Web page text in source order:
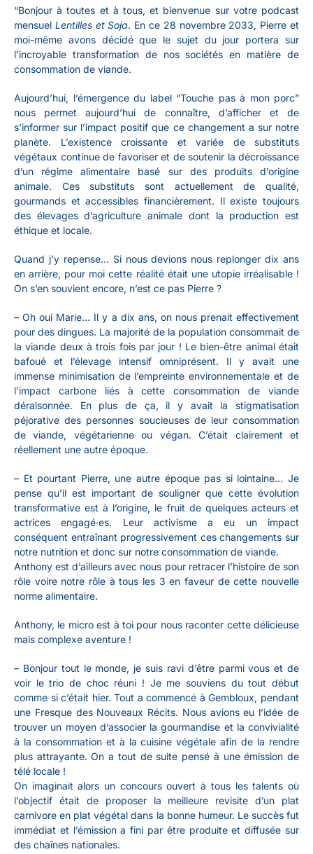
“Bonjour à toutes et à tous, et bienvenue sur votre podcast
mensuel Lentilles et Soja. En ce 28 novembre 2033, Pierre et
moi-même avons décidé que le sujet du jour portera sur
l’incroyable transformation de nos sociétés en matière de
consommation de viande.
Aujourd’hui, l’émergence du label “Touche pas à mon porc”
nous permet aujourd’hui de connaître, d’afficher et de
s’informer sur l’impact positif que ce changement a sur notre
planète. L’existence croissante et variée de substituts
végétaux continue de favoriser et de soutenir la décroissance
d’un régime alimentaire basé sur des produits d’origine
animale. Ces substituts sont actuellement de qualité,
gourmands et accessibles financièrement. Il existe toujours
des élevages d’agriculture animale dont la production est
éthique et locale.
Quand j’y repense… Si nous devions nous replonger dix ans
en arrière, pour moi cette réalité était une utopie irréalisable !
On s’en souvient encore, n’est ce pas Pierre ?
– Oh oui Marie… Il y a dix ans, on nous prenait effectivement
pour des dingues. La majorité de la population consommait de
la viande deux à trois fois par jour ! Le bien-être animal était
bafoué et l’élevage intensif omniprésent. Il y avait une
immense minimisation de l’empreinte environnementale et de
l’impact carbone liés à cette consommation de viande
déraisonnée. En plus de ça, il y avait la stigmatisation
péjorative des personnes soucieuses de leur consommation
de viande, végétarienne ou végan. C’était clairement et
réellement une autre époque.
– Et pourtant Pierre, une autre époque pas si lointaine… Je
pense qu’il est important de souligner que cette évolution
transformative est à l’origine, le fruit de quelques acteurs et
actrices engagé·es. Leur activisme a eu un impact
conséquent entraînant progressivement ces changements sur
notre nutrition et donc sur notre consommation de viande.
Anthony est d’ailleurs avec nous pour retracer l’histoire de son
rôle voire notre rôle à tous les 3 en faveur de cette nouvelle
norme alimentaire.
Anthony, le micro est à toi pour nous raconter cette délicieuse
mais complexe aventure !
– Bonjour tout le monde, je suis ravi d’être parmi vous et de
voir le trio de choc réuni ! Je me souviens du tout début
comme si c’était hier. Tout a commencé à Gembloux, pendant
une Fresque des Nouveaux Récits. Nous avions eu l’idée de
trouver un moyen d’associer la gourmandise et la convivialité
à la consommation et à la cuisine végétale afin de la rendre
plus attrayante. On a tout de suite pensé à une émission de
télé locale !
On imaginait alors un concours ouvert à tous les talents où
l’objectif était de proposer la meilleure revisite d’un plat
carnivore en plat végétal dans la bonne humeur. Le succès fut
immédiat et l’émission a fini par être produite et diffusée sur
des chaînes nationales.